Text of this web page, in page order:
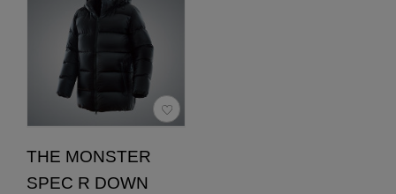
THE MONSTER
SPEC R DOWN